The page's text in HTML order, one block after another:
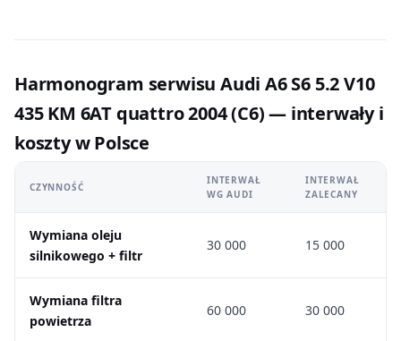
Harmonogram serwisu Audi A6 S6 5.2 V10
435 KM 6AT quattro 2004 (C6) — interwały i
koszty w Polsce
CZYNNOŚĆ
INTERWAŁ
WG AUDI
INTERWAŁ
ZALECANY
Wymiana oleju
silnikowego + filtr
30 000 15 000
Wymiana filtra
powietrza
60 000 30 000